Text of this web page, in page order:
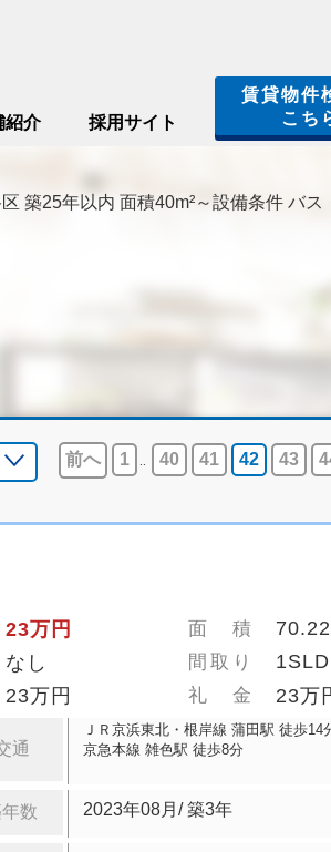
紹介 採用サイト
賃貸物件
こち
築25年以内 面積40m²～設備条件 バ
前へ 1 40 41 42 43
23万円 面 積
なし 間取り
23万円 礼 金 23万
通
ＪＲ京浜東北・根岸線 蒲田駅 徒歩14
京急本線 雑色駅 徒歩8分
数 2023年08月/ 築3年